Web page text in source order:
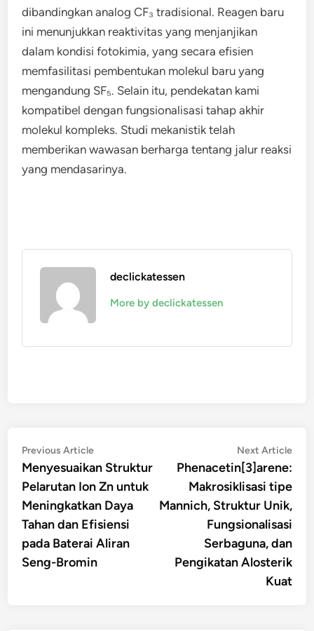
dibandingkan analog CF₃ tradisional. Reagen baru
ini menunjukkan reaktivitas yang menjanjikan
dalam kondisi fotokimia, yang secara efisien
memfasilitasi pembentukan molekul baru yang
mengandung SF₅. Selain itu, pendekatan kami
kompatibel dengan fungsionalisasi tahap akhir
molekul kompleks. Studi mekanistik telah
memberikan wawasan berharga tentang jalur reaksi
yang mendasarinya.
declickatessen
More by declickatessen
Navigasi
pos
Previous ArticlePrevious
article:
Menyesuaikan Struktur
Pelarutan Ion Zn untuk
Meningkatkan Daya
Tahan dan Efisiensi
pada Baterai Aliran
Seng-Bromin
Next Article
Phenacetin[3]arene:
Makrosiklisasi tipe
Mannich, Struktur Unik,
Fungsionalisasi
Serbaguna, dan
Pengikatan Alosterik
Kuat